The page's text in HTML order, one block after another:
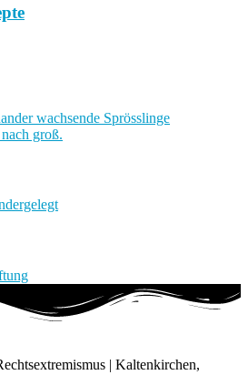
| Kaltenkirchen,